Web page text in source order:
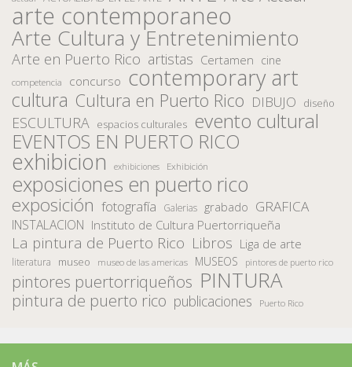
arte contemporaneo
Arte Cultura y Entretenimiento
Arte en Puerto Rico artistas Certamen cine
competencia concurso contemporary art
cultura Cultura en Puerto Rico DIBUJO diseño
ESCULTURA espacios culturales evento cultural
EVENTOS EN PUERTO RICO
exhibicion exhibiciones Exhibición
exposiciones en puerto rico
exposición fotografía Galerias grabado GRAFICA
INSTALACION Instituto de Cultura Puertorriqueña
La pintura de Puerto Rico Libros Liga de arte
literatura museo museo de las americas MUSEOS pintores de puerto rico
pintores puertorriqueños PINTURA
pintura de puerto rico publicaciones Puerto Rico